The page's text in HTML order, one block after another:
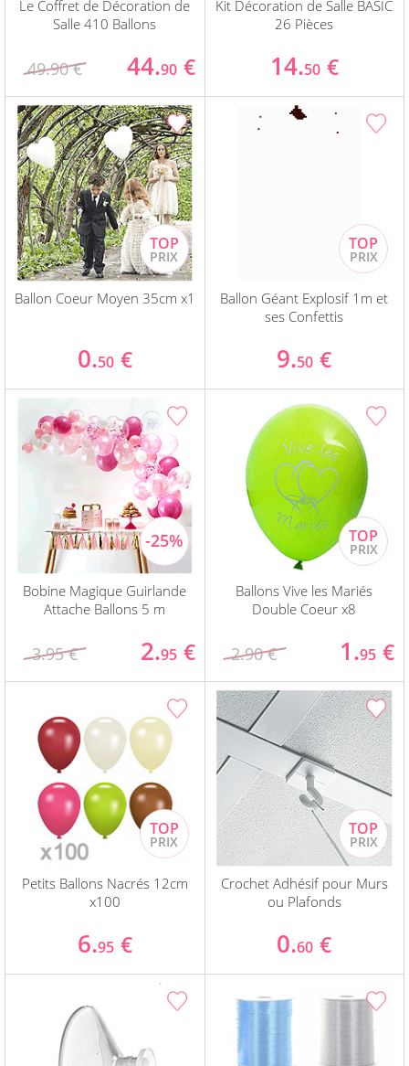
Le Coffret de Décoration de
Salle 410 Ballons
49.90 € 44.90 €
Kit Décoration de Salle BASIC
26 Pièces
14.50 €
Ballon Coeur Moyen 35cm x1
0.50 €
Ballon Géant Explosif 1m et
ses Confettis
9.50 €
Bobine Magique Guirlande
Attache Ballons 5 m
3.95 € 2.95 €
Ballons Vive les Mariés
Double Coeur x8
2.90 € 1.95 €
Petits Ballons Nacrés 12cm
x100
6.95 €
Crochet Adhésif pour Murs
ou Plafonds
0.60 €